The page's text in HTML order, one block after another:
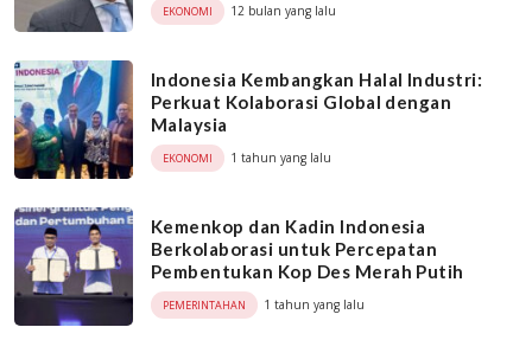
EKONOMI 12 bulan yang lalu
Indonesia Kembangkan Halal Industri:
Perkuat Kolaborasi Global dengan
Malaysia
EKONOMI 1 tahun yang lalu
Kemenkop dan Kadin Indonesia
Berkolaborasi untuk Percepatan
Pembentukan Kop Des Merah Putih
PEMERINTAHAN 1 tahun yang lalu